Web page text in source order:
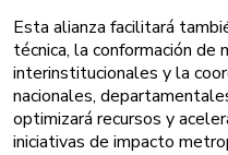
Esta alianza facilitará
técnica, la conformación de
interinstitucionales y la
nacionales,
optimizará recursos y
iniciativas de impacto